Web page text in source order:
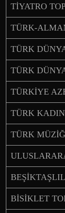
TİYATRO
TÜRK-
TÜRK
TÜRK
TÜRKİYE
TÜRK
TÜRK
BİSİKLET